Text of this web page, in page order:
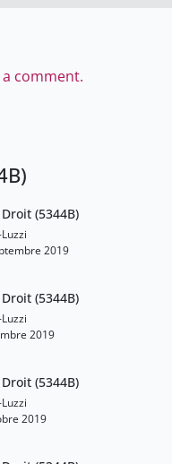
comment.
(5344B)
2019
(5344B)
2019
(5344B)
2019